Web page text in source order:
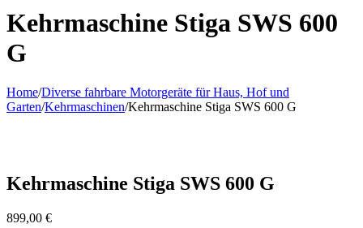
Kehrmaschine Stiga SWS 600
G
Home/Diverse fahrbare Motorgeräte für Haus, Hof und
Garten/Kehrmaschinen/Kehrmaschine Stiga SWS 600 G
Kehrmaschine Stiga SWS 600 G
899,00 €